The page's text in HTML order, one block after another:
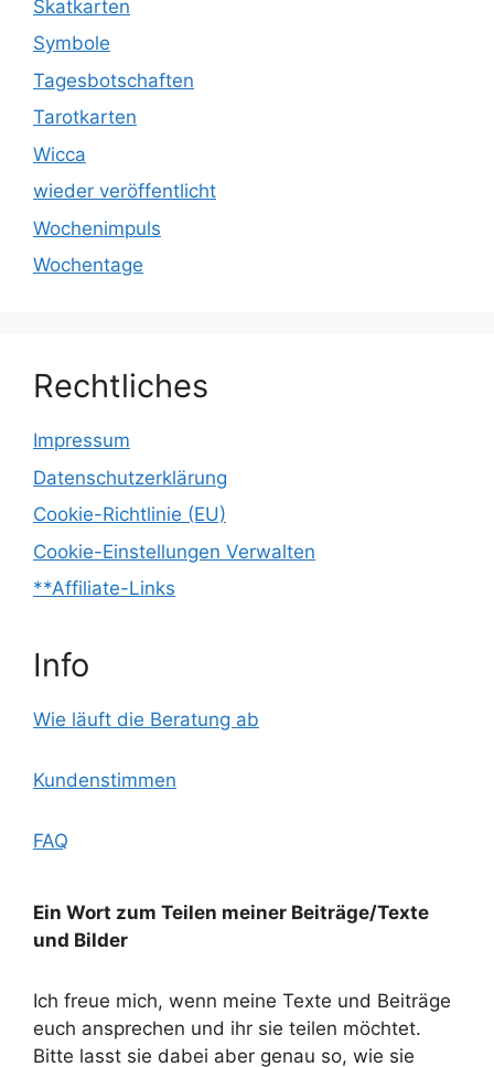
Skatkarten
Symbole
Tagesbotschaften
Tarotkarten
Wicca
wieder veröffentlicht
Wochenimpuls
Wochentage
Rechtliches
Impressum
Datenschutzerklärung
Cookie-Richtlinie (EU)
Cookie-Einstellungen Verwalten
**Affiliate-Links
Info
Wie läuft die Beratung ab
Kundenstimmen
FAQ
Ein Wort zum Teilen meiner Beiträge/Texte
und Bilder
Ich freue mich, wenn meine Texte und Beiträge
euch ansprechen und ihr sie teilen möchtet.
Bitte lasst sie dabei aber genau so, wie sie